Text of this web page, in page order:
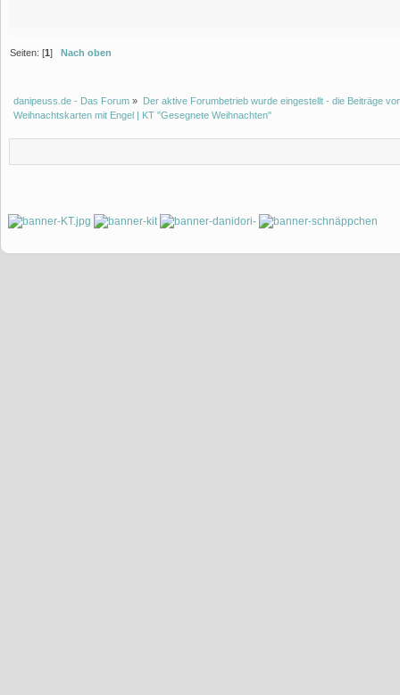
Seiten: [1] Nach oben
danipeuss.de - Das Forum » Der aktive Forumbetrieb wurde eingestellt - die Beiträge
Weihnachtskarten mit Engel | KT "Gesegnete Weihnachten"